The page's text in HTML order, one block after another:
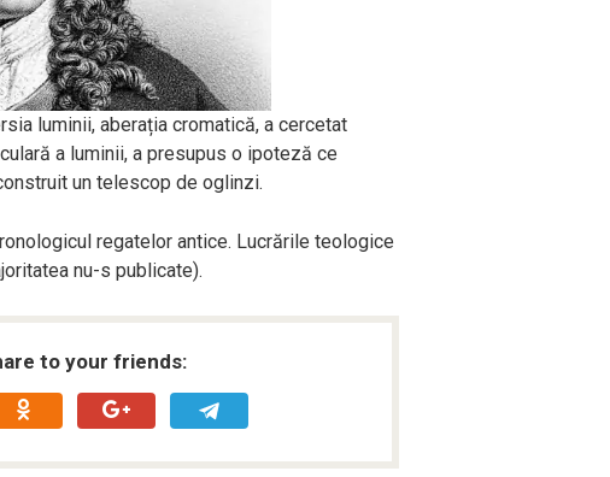
luminii, aberația cromatică, a cercetat
a luminii, a presupus o ipoteză ce
un telescop de oglinzi.
regatelor antice. Lucrările teologice
nu-s publicate).
to your friends: